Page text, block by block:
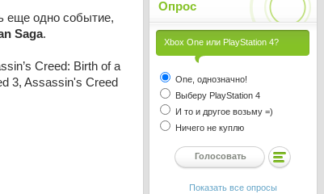
еще одно событие,
Saga.
Creed: Birth of a
3, Assassin's Creed
Опрос
Xbox One или PlayStation 4?
One, однозначно!
Выберу PlayStation 4
И то и другое возьму =)
Ничего не куплю
Показать все опросы